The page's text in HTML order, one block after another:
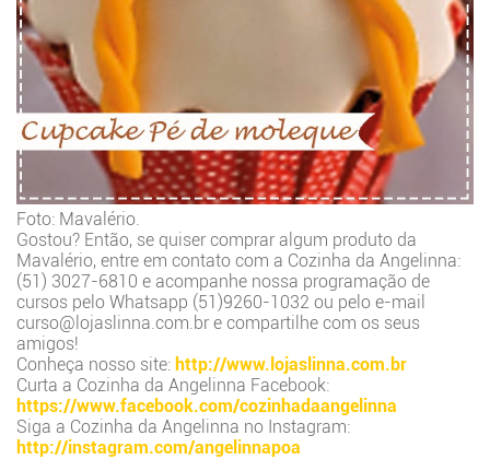
Foto: Mavalério.
Gostou? Então, se quiser comprar algum produto da
Mavalério, entre em contato com a Cozinha da Angelinna:
(51) 3027-6810 e acompanhe nossa programação de
cursos pelo Whatsapp (51)9260-1032 ou pelo e-mail
curso@lojaslinna.com.br e compartilhe com os seus
amigos!
Conheça nosso site: http://www.lojaslinna.com.br
Curta a Cozinha da Angelinna Facebook:
https://www.facebook.com/cozinhadaangelinna
Siga a Cozinha da Angelinna no Instagram:
http://instagram.com/angelinnapoa